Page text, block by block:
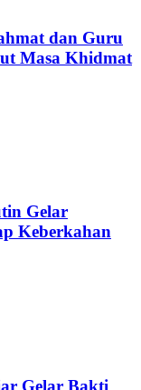
dan Guru
Masa Khidmat
Gelar
Keberkahan
Gelar Bakti